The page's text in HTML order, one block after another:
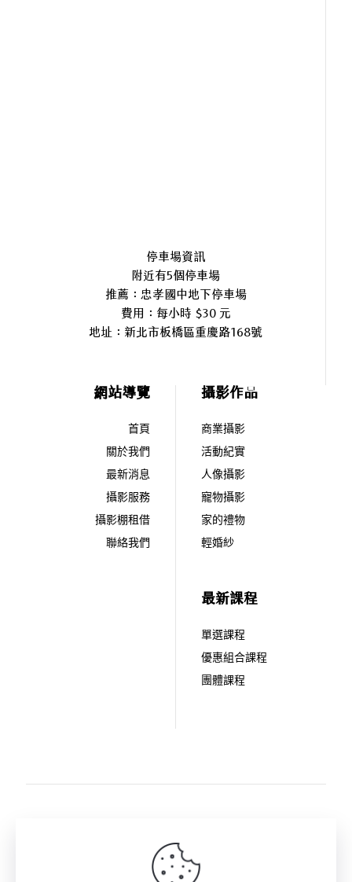
停車場資訊
附近有5個停車場
推薦：忠孝國中地下停車場
費用：每小時 $30 元
地址： 新北市板橋區重慶路168號
網站導覽
首頁
關於我們
最新消息
攝影服務
攝影棚租借
聯絡我們
攝影作品
商業攝影
活動紀實
人像攝影
寵物攝影
家的禮物
輕婚紗
最新課程
單選課程
優惠組合課程
團體課程